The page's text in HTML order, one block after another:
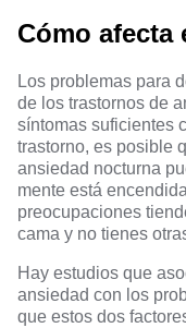
Cómo afecta
Los problemas para
de los trastornos de
síntomas suficientes
trastorno, es posible
ansiedad nocturna
mente está
preocupaciones
cama y no tienes
Hay estudios que
ansiedad con los
que estos dos